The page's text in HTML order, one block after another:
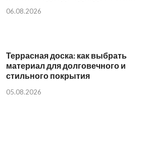
06.08.2026
Террасная доска: как выбрать
материал для долговечного и
стильного покрытия
05.08.2026